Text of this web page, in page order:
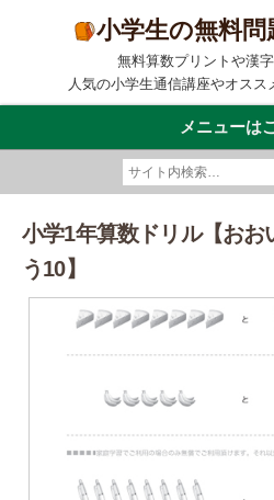
小学生の無料問
無料算数プリントや漢
人気の小学生通信講座やオス
メニューは
小学1年算数ドリル【おお
う10】